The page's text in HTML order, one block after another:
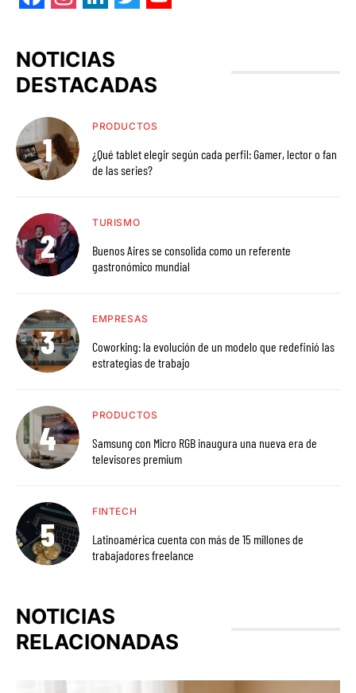
NOTICIAS
DESTACADAS
PRODUCTOS
¿Qué tablet elegir según cada perfil: Gamer, lector o fan
de las series?
TURISMO
Buenos Aires se consolida como un referente
gastronómico mundial
EMPRESAS
Coworking: la evolución de un modelo que redefinió las
estrategias de trabajo
PRODUCTOS
Samsung con Micro RGB inaugura una nueva era de
televisores premium
FINTECH
Latinoamérica cuenta con más de 15 millones de
trabajadores freelance
NOTICIAS
RELACIONADAS